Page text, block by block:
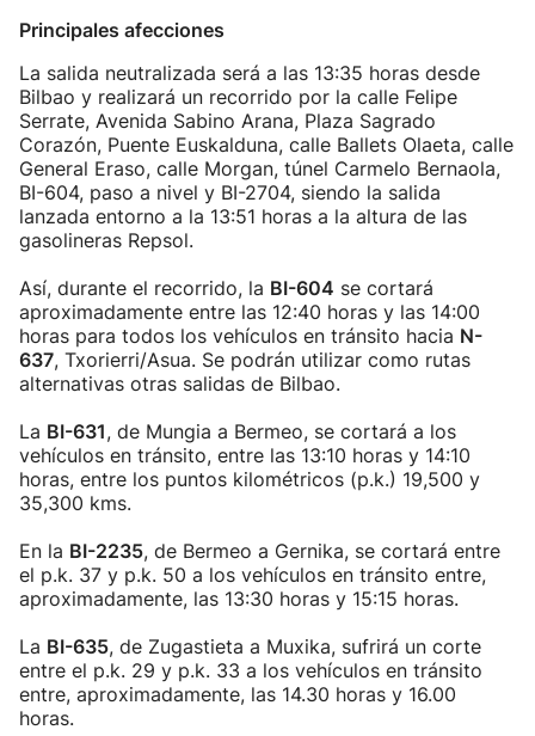
Principales afecciones
La salida neutralizada será a las 13:35 horas desde
Bilbao y realizará un recorrido por la calle Felipe
Serrate, Avenida Sabino Arana, Plaza Sagrado
Corazón, Puente Euskalduna, calle Ballets Olaeta, calle
General Eraso, calle Morgan, túnel Carmelo Bernaola,
BI-604, paso a nivel y BI-2704, siendo la salida
lanzada entorno a la 13:51 horas a la altura de las
gasolineras Repsol.
Así, durante el recorrido, la BI-604 se cortará
aproximadamente entre las 12:40 horas y las 14:00
horas para todos los vehículos en tránsito hacia N-
637, Txorierri/Asua. Se podrán utilizar como rutas
alternativas otras salidas de Bilbao.
La BI-631, de Mungia a Bermeo, se cortará a los
vehículos en tránsito, entre las 13:10 horas y 14:10
horas, entre los puntos kilométricos (p.k.) 19,500 y
35,300 kms.
En la BI-2235, de Bermeo a Gernika, se cortará entre
el p.k. 37 y p.k. 50 a los vehículos en tránsito entre,
aproximadamente, las 13:30 horas y 15:15 horas.
La BI-635, de Zugastieta a Muxika, sufrirá un corte
entre el p.k. 29 y p.k. 33 a los vehículos en tránsito
entre, aproximadamente, las 14.30 horas y 16.00
horas.